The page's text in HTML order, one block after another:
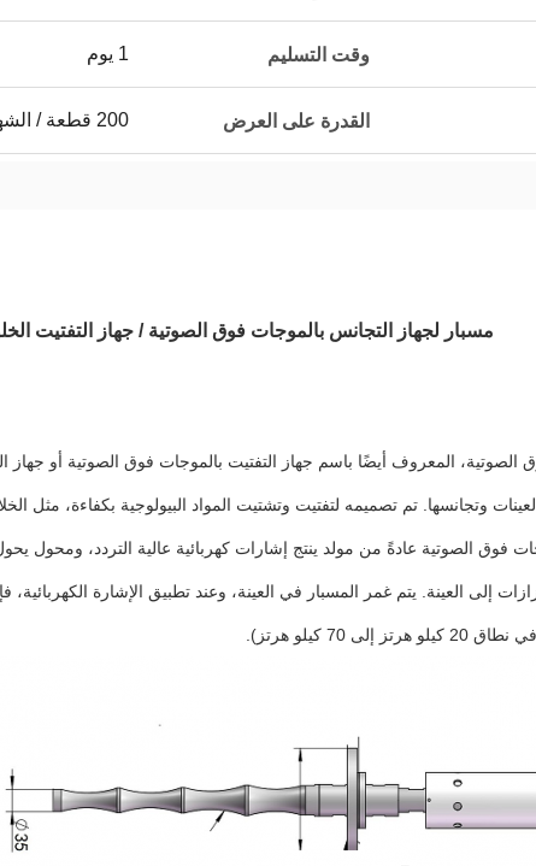
وقت التسليم 1 يوم
القدرة على العرض 200 قطعة / الشهر
مسبار لجهاز التجانس بالموجات فوق الصوتية / جهاز التفتيت
الصوتية، المعروف أيضًا باسم جهاز التفتيت بالموجات فوق الصوتية أو
وتجانسها. تم تصميمه لتفتيت وتشتيت المواد البيولوجية بكفاءة، مثل
فوق الصوتية عادةً من مولد ينتج إشارات كهربائية عالية التردد، ومحول يحول
إلى العينة. يتم غمر المسبار في العينة، وعند تطبيق الإشارة
70 كيلو هرتز).